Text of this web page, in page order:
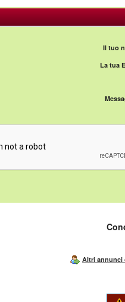
Il tuo
La tua
Altri annunci